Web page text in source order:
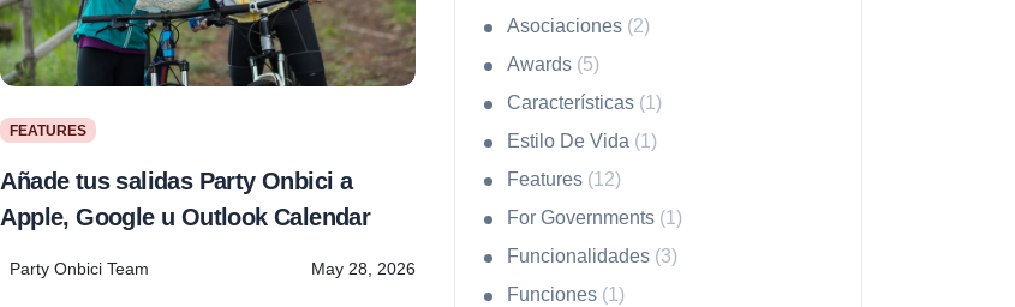
FEATURES
Añade tus salidas Party Onbici a
Apple, Google u Outlook Calendar
Party Onbici Team May 28, 2026
Asociaciones (2)
Awards (5)
Características (1)
Estilo De Vida (1)
Features (12)
For Governments (1)
Funcionalidades (3)
Funciones (1)